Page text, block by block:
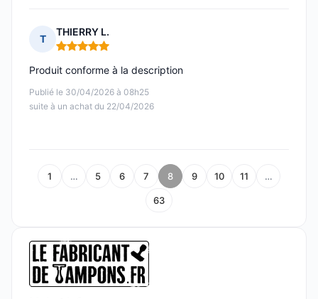
T
THIERRY L.
Note : 5 sur 5
Publié le 30/04/2026 à 08h25
suite à un achat du 22/04/2026
Produit conforme à la description
1 … 5 6 7 8 9 10 11 …
63